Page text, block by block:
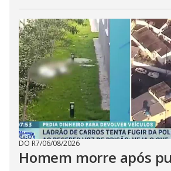
DO R7/06/08/2026
Homem morre após